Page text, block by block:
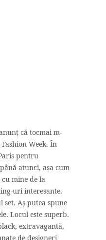
că tocmai m-
Week. În
pentru
atunci, așa cum
mine de la
uri interesante.
Aș putea spune
Locul este superb.
extravagantă,
de designeri